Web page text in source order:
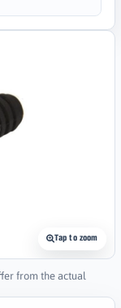
Tap to zoom
from the actual